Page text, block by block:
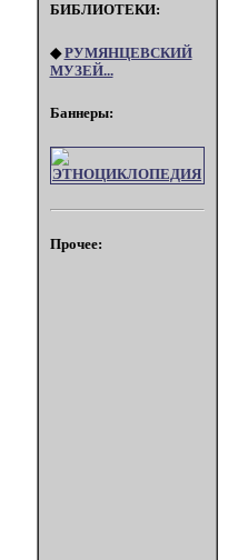
БИБЛИОТЕКИ:
◆РУМЯНЦЕВСКИЙ
МУЗЕЙ...
Баннеры:
Прочее: